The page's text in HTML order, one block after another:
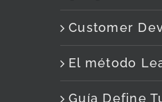
Customer
El método
Guía Define